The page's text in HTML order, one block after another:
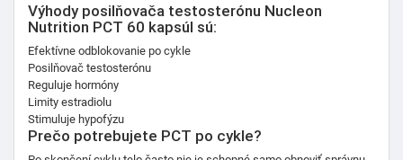
Výhody posilňovača testosterónu Nucleon
Nutrition PCT 60 kapsúl sú:
Efektívne odblokovanie po cykle
Posilňovač testosterónu
Reguluje hormóny
Limity estradiolu
Stimuluje hypofýzu
Prečo potrebujete PCT po cykle?